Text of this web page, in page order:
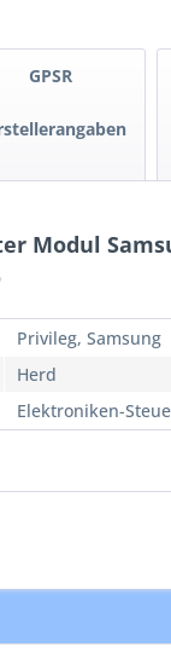
GPSR
Privileg, Samsung
Herd
Elektroniken-